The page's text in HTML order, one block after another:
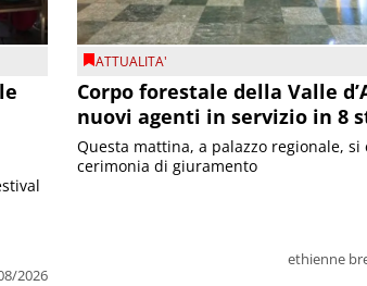
2026
ATTUALITA'
Corpo forestale della Valle
nuovi agenti in servizio in 8
ethienne
Questa mattina, a palazzo regionale, si
cerimonia di giuramento